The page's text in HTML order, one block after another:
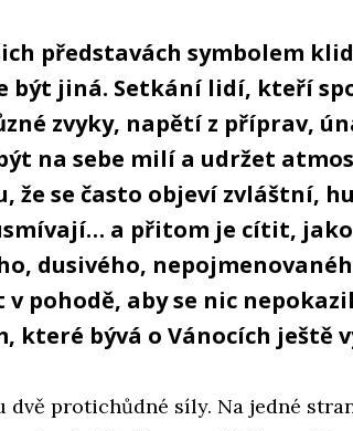
představách symbolem
být jiná. Setkání lidí, kteří
zvyky, napětí z příprav,
na sebe milí a udržet
že se často objeví zvláštní,
a přitom je cítit,
dusivého,
pohodě, aby se nic
které bývá o Vánocích ještě
dvě protichůdné síly. Na jedné